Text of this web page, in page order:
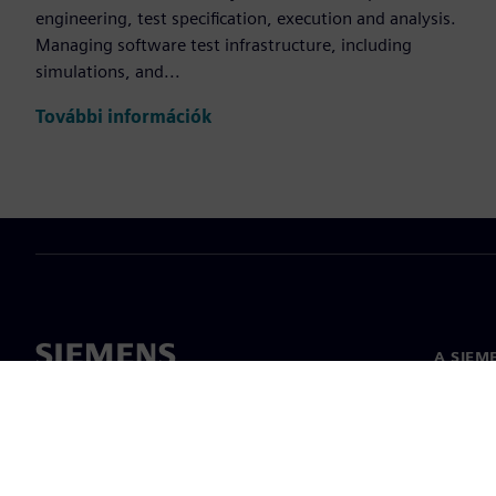
engineering, test specification, execution and analysis.
Managing software test infrastructure, including
simulations, and...
További információk
A